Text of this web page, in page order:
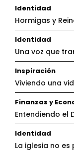
Identidad
Hormigas y
Identidad
Una voz que
Inspiración
Viviendo una
Finanzas y
Entendiendo el
Identidad
La iglesia no es